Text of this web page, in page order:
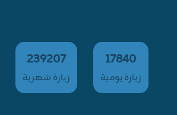
17840
زيارة يومية
239207
زيارة شهرية